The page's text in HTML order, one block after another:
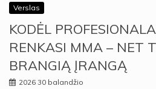
Verslas
KODĖL
RENKASI MMA – NET
BRANGIĄ ĮRANGĄ
2026 30 balandžio